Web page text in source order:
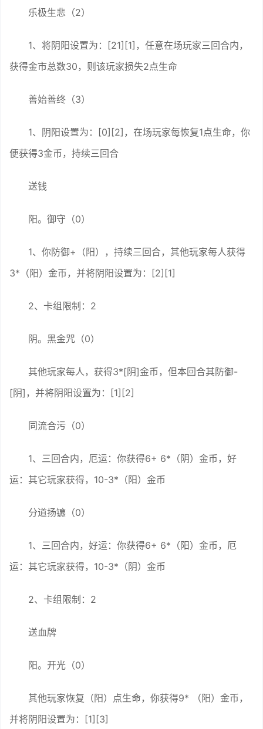
乐极生悲（2）
1、将阴阳设置为：[21][1]，任意在场玩家三回合内，
获得金市总数30，则该玩家损失2点生命
善始善终（3）
1、阴阳设置为：[0][2]，在场玩家每恢复1点生命，你
便获得3金币，持续三回合
送钱
阳。御守（0）
1、你防御+（阳），持续三回合，其他玩家每人获得
3*（阳）金币，并将阴阳设置为：[2][1]
2、卡组限制：2
阴。黑金咒（0）
其他玩家每人，获得3*[阴]金币，但本回合其防御-
[阴]，并将阴阳设置为：[1][2]
同流合污（0）
1、三回合内，厄运：你获得6+ 6*（阴）金币，好
运：其它玩家获得，10-3*（阳）金币
分道扬镳（0）
1、三回合内，好运：你获得6+ 6*（阳）金币，厄
运：其它玩家获得，10-3*（阴）金币
2、卡组限制：2
送血牌
阳。开光（0）
其他玩家恢复（阳）点生命，你获得9* （阳）金币，
并将阴阳设置为：[1][3]